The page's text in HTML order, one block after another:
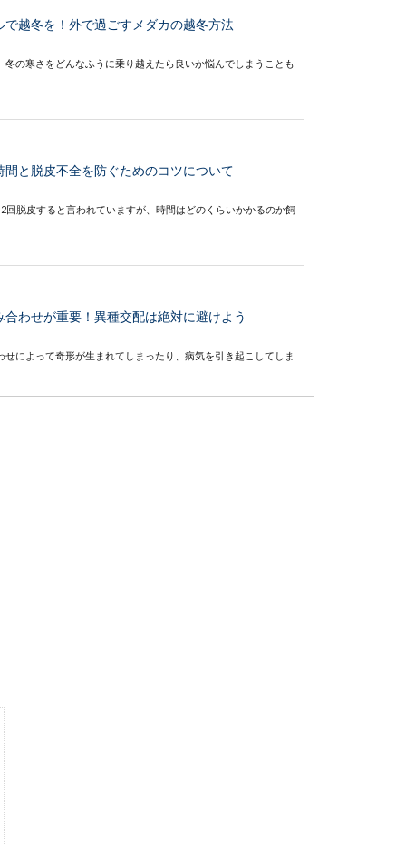
で越冬を！外で過ごすメダカの越冬方法
の寒さをどんなふうに乗り越えたら良いか悩んでしまうことも
間と脱皮不全を防ぐためのコツについて
回脱皮すると言われていますが、時間はどのくらいかかるのか飼
わせが重要！異種交配は絶対に避けよう
せによって奇形が生まれてしまったり、病気を引き起こしてしま
功させるポイントとペアリングの時のコツ
中には、飼育だけでなくブリードに挑戦してみたいという人も